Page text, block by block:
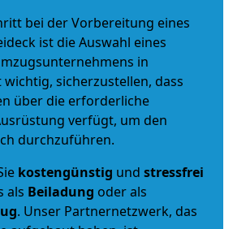
bei der Vorbereitung eines
ist die Auswahl eines
in
wichtig, sicherzustellen, dass
über die erforderliche
verfügt, um den
durchzuführen.
kostengünstig und stressfrei
als Beiladung oder als
. Unser Partnernetzwerk, das